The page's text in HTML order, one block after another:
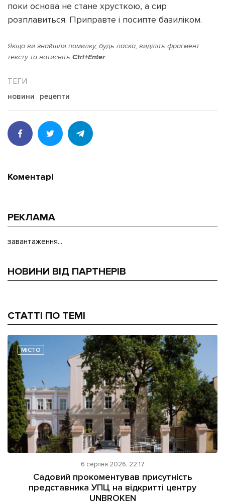
поки основа не стане хрусткою, а сир
розплавиться. Приправте і посипте базиліком.
Якщо ви знайшли помилку, будь ласка, виділіть фрагмент
тексту та натисніть Ctrl+Enter.
новини рецепти
Коментарі
РЕКЛАМА
завантаження...
НОВИНИ ВІД ПАРТНЕРІВ
СТАТТІ ПО ТЕМІ
МІСТО
6 серпня 2026, 22:17
Садовий прокоментував присутність
представника УПЦ на відкритті центру
UNBROKEN